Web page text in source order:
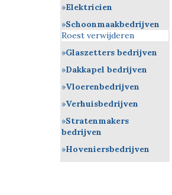
Elektricien
Schoonmaakbedrijven
Roest verwijderen
Glaszetters bedrijven
Dakkapel bedrijven
Vloerenbedrijven
Verhuisbedrijven
Stratenmakers
bedrijven
Hoveniersbedrijven